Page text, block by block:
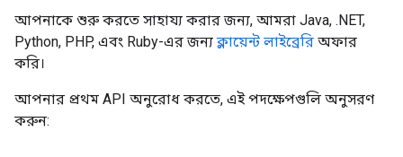
আপনাকে শুরু করতে সাহায্য করার জন্য, আমরা Java, .NET,
Python, PHP, এবং Ruby-এর জন্যক্লায়েন্ট লাইব্রেরি অফার
করি।
আপনার প্রথম API অনুরোধ করতে, এই পদক্ষেপগুলি অনুসরণ
করুন: